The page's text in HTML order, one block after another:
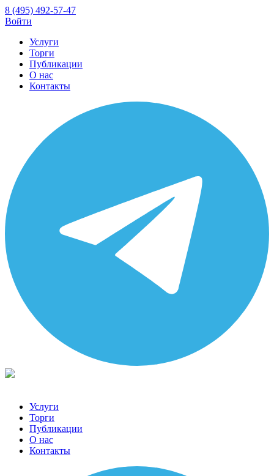
8 (495) 492-57-47
Войти
Услуги
Торги
Публикации
О нас
Контакты
Услуги
Торги
Публикации
О нас
Контакты